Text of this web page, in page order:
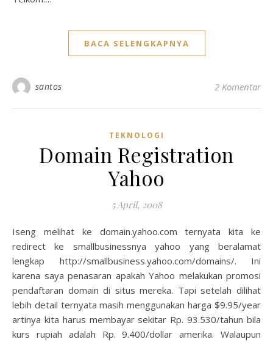
BACA SELENGKAPNYA
santos 2 Komentar
TEKNOLOGI
Domain Registration
Yahoo
5 April, 2008
Iseng melihat ke domain.yahoo.com ternyata kita ke
redirect ke smallbusinessnya yahoo yang beralamat
lengkap http://smallbusiness.yahoo.com/domains/. Ini
karena saya penasaran apakah Yahoo melakukan promosi
pendaftaran domain di situs mereka. Tapi setelah dilihat
lebih detail ternyata masih menggunakan harga $9.95/year
artinya kita harus membayar sekitar Rp. 93.530/tahun bila
kurs rupiah adalah Rp. 9.400/dollar amerika. Walaupun